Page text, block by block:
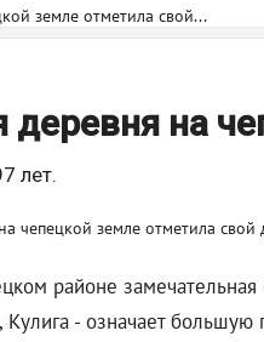
земле отметила свой...
деревня на
лет.
районе
Кулига - означает